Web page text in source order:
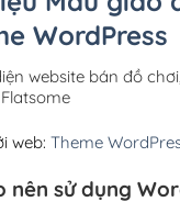
WordPress
website bán đồ
web: Theme
nên sử dụng